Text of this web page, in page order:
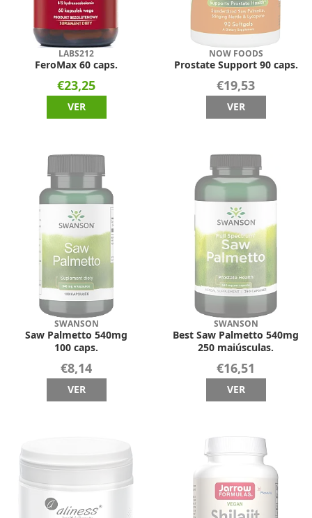
LABS212
FeroMax 60 caps.
€23,25
VER
NOW FOODS
Prostate Support 90 caps.
€19,53
VER
SWANSON
Saw Palmetto 540mg
100 caps.
€8,14
VER
SWANSON
Best Saw Palmetto 540mg
250 maiúsculas.
€16,51
VER